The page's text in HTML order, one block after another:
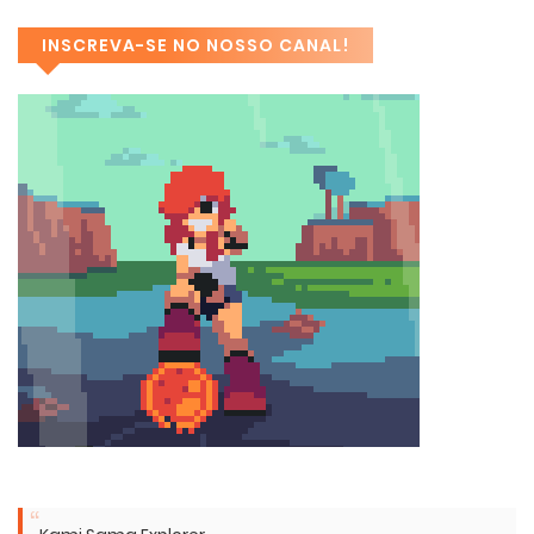
INSCREVA-SE NO NOSSO CANAL!